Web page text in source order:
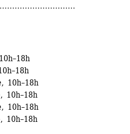
10h–18h
10h–18h
10h–18h
10h–18h